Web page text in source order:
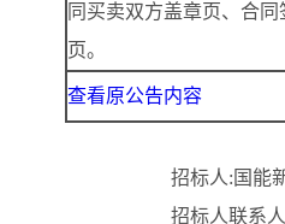
同买卖双方盖章页、合
页。
查看原公告内容
招标人:国能
招标人联系